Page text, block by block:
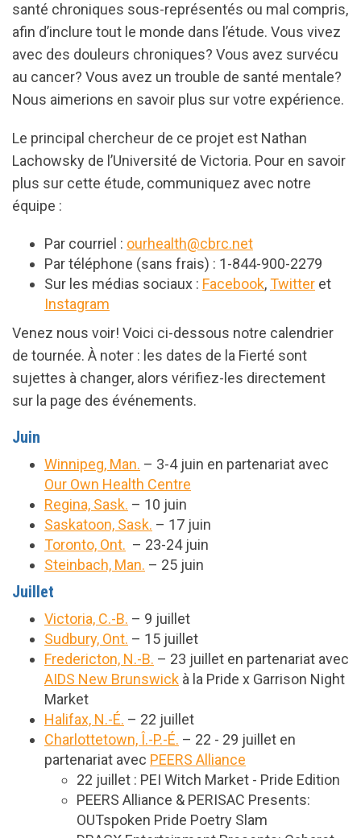
santé chroniques sous-représentés ou mal compris,
afin d’inclure tout le monde dans l’étude. Vous vivez
avec des douleurs chroniques? Vous avez survécu
au cancer? Vous avez un trouble de santé mentale?
Nous aimerions en savoir plus sur votre expérience.
Le principal chercheur de ce projet est Nathan
Lachowsky de l’Université de Victoria. Pour en savoir
plus sur cette étude, communiquez avec notre
équipe :
Par courriel : ourhealth@cbrc.net
Par téléphone (sans frais) : 1-844-900-2279
Sur les médias sociaux : Facebook,Twitter et
Instagram
Venez nous voir! Voici ci-dessous notre calendrier
de tournée. À noter : les dates de la Fierté sont
sujettes à changer, alors vérifiez-les directement
sur la page des événements.
Juin
Winnipeg, Man. – 3-4 juin en partenariat avec
Our Own Health Centre
Regina, Sask. – 10 juin
Saskatoon, Sask. – 17 juin
Toronto, Ont. – 23-24 juin
Steinbach, Man. – 25 juin
Juillet
Victoria, C.-B. – 9 juillet
Sudbury, Ont. – 15 juillet
Fredericton, N.-B. – 23 juillet en partenariat avec
AIDS New Brunswick à la Pride x Garrison Night
Market
Halifax, N.-É. – 22 juillet
Charlottetown, Î.-P.-É. – 22 - 29 juillet en
partenariat avec PEERS Alliance
22 juillet : PEI Witch Market - Pride Edition
PEERS Alliance & PERISAC Presents:
OUTspoken Pride Poetry Slam